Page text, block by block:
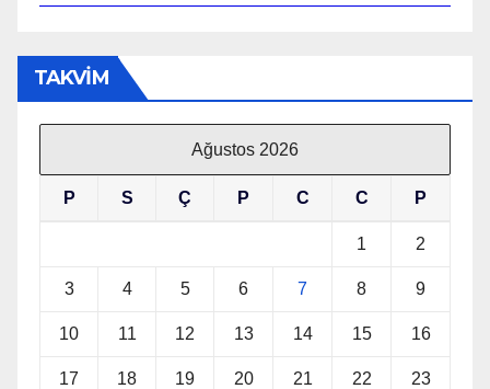
TAKVİM
Ağustos 2026
P S Ç P C C P
1 2
3 4 5 6 7 8 9
10 11 12 13 14 15 16
17 18 19 20 21 22 23